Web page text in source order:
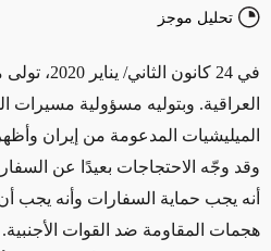
تحليل موجز
في 24 كانون
العراقية. وبتوليه مسؤولية مسيرات
الميليشيات المدعومة من إيران
وقد وجّه الاحتجاجات بعيدًا عن
أنه يجب حماية السفارات وأنه يجب
هجمات المقاومة ضد القوات